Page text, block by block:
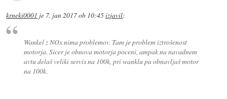
krneki0001 je 7. jan 2017 ob 10:45izjavil:
Wankel z NOx nima problemov. Tam je problem iztrošenost
motorja. Sicer je obnova motorja poceni, ampak na navadnem
avtu delaš veliki servis na 100k, pri wanklu pa obnavljaš motor
na 100k.